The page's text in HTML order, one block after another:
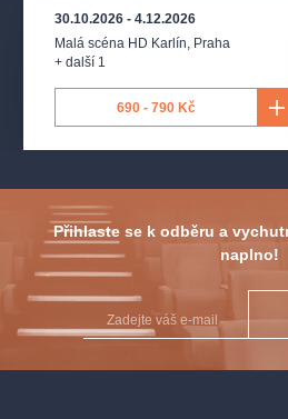
30.10.2026 - 4.12.2026
Malá scéna HD Karlín, Praha
+ další 1
690 - 790 Kč
Přihlaste se k odběru a
naplno!